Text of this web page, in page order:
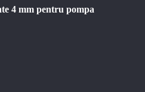
4 mm pentru pompa